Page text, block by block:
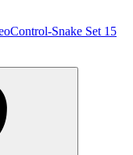
Snake Set 15